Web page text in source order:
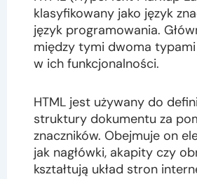
klasyfikowany jako język
język programowania.
między tymi dwoma
w ich funkcjonalności.
HTML jest używany do
struktury dokumentu za
znaczników. Obejmuje on
jak nagłówki, akapity czy
kształtują układ stron